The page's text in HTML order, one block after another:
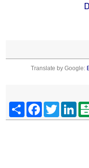
Translate by Google:
FacebookTwitter
LinkedIn